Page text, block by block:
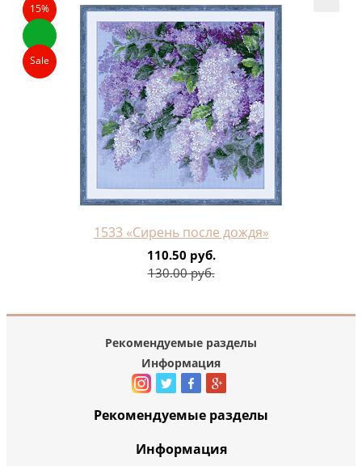
15%
Sale
1533 «Сирень после дождя»
110.50 руб.
130.00 руб.
Рекомендуемые разделы
Информация
Рекомендуемые разделы
Информация